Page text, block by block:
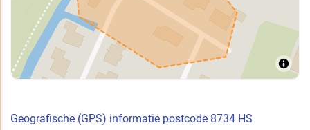
Geografische (GPS) informatie postcode 8734 HS